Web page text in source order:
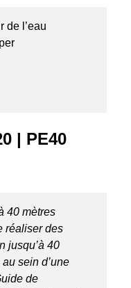
de l’eau
| PE40
40 mètres
réaliser des
jusqu’à 40
sein d’une
de